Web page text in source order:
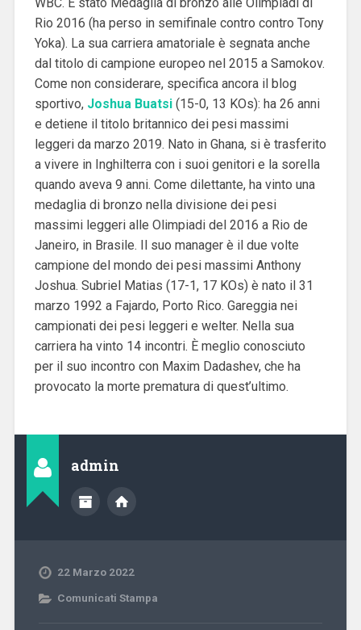
Rio 2016 (ha perso in semifinale contro contro Tony
Yoka). La sua carriera amatoriale è segnata anche
dal titolo di campione europeo nel 2015 a Samokov.
Come non considerare, specifica ancora il blog
sportivo, Joshua Buatsi(15-0, 13 KOs): ha 26 anni
e detiene il titolo britannico dei pesi massimi
leggeri da marzo 2019. Nato in Ghana, si è trasferito
a vivere in Inghilterra con i suoi genitori e la sorella
quando aveva 9 anni. Come dilettante, ha vinto una
medaglia di bronzo nella divisione dei pesi
massimi leggeri alle Olimpiadi del 2016 a Rio de
Janeiro, in Brasile. Il suo manager è il due volte
campione del mondo dei pesi massimi Anthony
Joshua. Subriel Matias (17-1, 17 KOs) è nato il 31
marzo 1992 a Fajardo, Porto Rico. Gareggia nei
campionati dei pesi leggeri e welter. Nella sua
carriera ha vinto 14 incontri. È meglio conosciuto
per il suo incontro con Maxim Dadashev, che ha
provocato la morte prematura di quest’ultimo.
admin
22 Marzo 2022
Comunicati Stampa